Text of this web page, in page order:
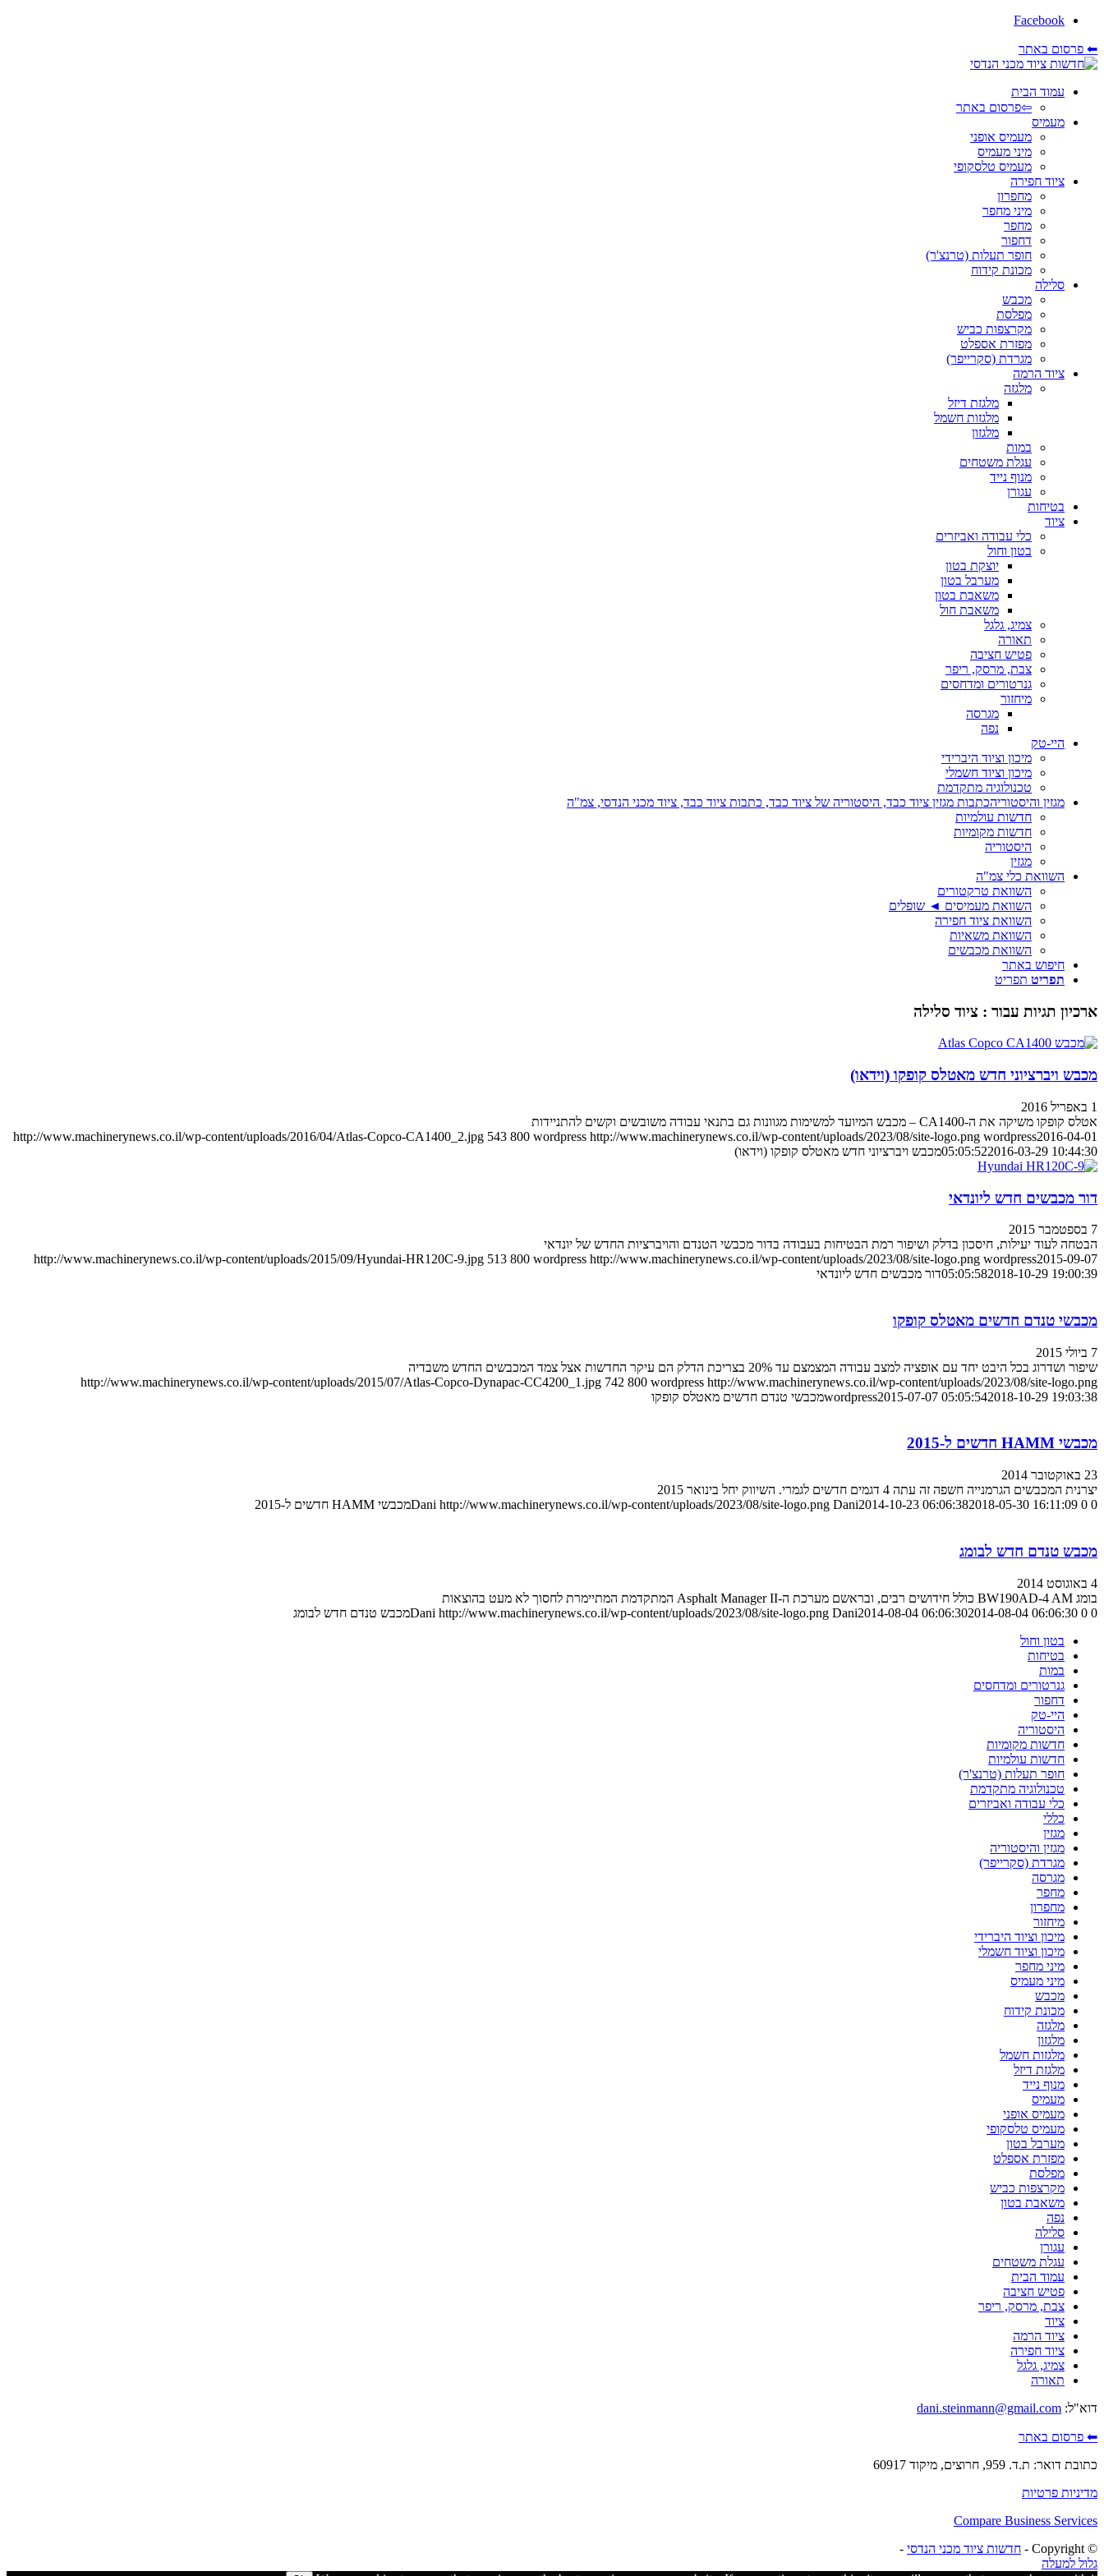
Facebook
⬅ פרסום באתר
עמוד הבית
⇦פרסום באתר
מעמיס
מעמיס אופני
מיני מעמיס
מעמיס טלסקופי
ציוד חפירה
מחפרון
מיני מחפר
מחפר
דחפור
חופר תעלות (טרנצ'ר)
מכונת קידוח
סלילה
מכבש
מפלסת
מקרצפות כביש
מפזרת אספלט
מגרדת (סקרייפר)
ציוד הרמה
מלגזה
מלגזת דיזל
מלגזות חשמל
מלגזון
במות
עגלת משטחים
מנוף נייד
עגורן
בטיחות
ציוד
כלי עבודה ואביזרים
בטון וחול
יוצקת בטון
מערבל בטון
משאבת בטון
משאבת חול
צמיג, גלגל
תאורה
פטיש חציבה
צבת, מרסק, ריפר
גנרטורים ומדחסים
מיחזור
מגרסה
נפה
היי-טק
מיכון וציוד היברידי
מיכון וציוד חשמלי
טכנולוגיה מתקדמת
מגזין והיסטוריהכתבות מגזין ציוד כבד, היסטוריה של ציוד כבד, כתבות ציוד כבד, ציוד מכני הנדסי, צמ"ה
חדשות עולמיות
חדשות מקומיות
היסטוריה
מגזין
השוואת כלי צמ"ה
השוואת טרקטורים
השוואת מעמיסים ◄ שופלים
השוואת ציוד חפירה
השוואת משאיות
השוואת מכבשים
חיפוש באתר
תפריט תפריט
ארכיון תגיות עבור : ציוד סלילה
מכבש ויברציוני חדש מאטלס קופקו (וידאו)
1 באפריל 2016
אטלס קופקו משיקה את ה-CA1400 – מכבש המיועד למשימות מגוונות גם בתנאי עבודה משובשים וקשים להתניידות
http://www.machinerynews.co.il/wp-content/uploads/2016/04/Atlas-Copco-CA1400_2.jpg 543 800 wordpress http://www.machinerynews.co.il/wp-content/uploads/2023/08/site-logo.png wordpress2016-04-01
05:05:522016-03-29 10:44:30 מכבש ויברציוני חדש מאטלס קופקו (וידאו)
דור מכבשים חדש ליונדאי
7 בספטמבר 2015
הבטחה לעוד יעילות, חיסכון בדלק ושיפור רמת הבטיחות בעבודה בדור מכבשי הטנדם והויברציות החדש של יונדאי
http://www.machinerynews.co.il/wp-content/uploads/2015/09/Hyundai-HR120C-9.jpg 513 800 wordpress http://www.machinerynews.co.il/wp-content/uploads/2023/08/site-logo.png wordpress2015-09-07
05:05:582018-10-29 19:00:39 דור מכבשים חדש ליונדאי
מכבשי טנדם חדשים מאטלס קופקו
7 ביולי 2015
שיפור ושדרוג בכל היבט יחד עם אופציה למצב עבודה המצמצם עד 20% בצריכת הדלק הם עיקר החדשות אצל צמד המכבשים החדש משבדיה
http://www.machinerynews.co.il/wp-content/uploads/2015/07/Atlas-Copco-Dynapac-CC4200_1.jpg 742 800 wordpress http://www.machinerynews.co.il/wp-content/uploads/2023/08/site-logo.png
wordpress2015-07-07 05:05:542018-10-29 19:03:38 מכבשי טנדם חדשים מאטלס קופקו
מכבשי HAMM חדשים ל-2015
23 באוקטובר 2014
יצרנית המכבשים הגרמנייה חשפה זה עתה 4 דגמים חדשים לגמרי. השיווק יחל בינואר 2015
0
0
Dani http://www.machinerynews.co.il/wp-content/uploads/2023/08/site-logo.png Dani2014-10-23 06:06:382018-05-30 16:11:09 מכבשי HAMM חדשים ל-2015
מכבש טנדם חדש לבומג
4 באוגוסט 2014
בומג BW190AD-4 AM כולל חידושים רבים, ובראשם מערכת ה-Asphalt Manager II המתקדמת המתיימרת לחסוך לא מעט בהוצאות
0
0
Dani http://www.machinerynews.co.il/wp-content/uploads/2023/08/site-logo.png Dani2014-08-04 06:06:302014-08-04 06:06:30
מכבש טנדם חדש לבומג
בטון וחול
בטיחות
במות
גנרטורים ומדחסים
דחפור
היי-טק
היסטוריה
חדשות מקומיות
חדשות עולמיות
חופר תעלות (טרנצ'ר)
טכנולוגיה מתקדמת
כלי עבודה ואביזרים
כללי
מגזין
מגזין והיסטוריה
מגרדת (סקרייפר)
מגרסה
מחפר
מחפרון
מיחזור
מיכון וציוד היברידי
מיכון וציוד חשמלי
מיני מחפר
מיני מעמיס
מכבש
מכונת קידוח
מלגזה
מלגזון
מלגזות חשמל
מלגזת דיזל
מנוף נייד
מעמיס
מעמיס אופני
מעמיס טלסקופי
מערבל בטון
מפזרת אספלט
מפלסת
מקרצפות כביש
משאבת בטון
נפה
סלילה
עגורן
עגלת משטחים
עמוד הבית
פטיש חציבה
צבת, מרסק, ריפר
ציוד
ציוד הרמה
ציוד חפירה
צמיג, גלגל
תאורה
דוא"ל: dani.steinmann@gmail.com
⬅ פרסום באתר
כתובת דואר: ת.ד. 959, חרוצים, מיקוד 60917
מדיניות פרטיות
Compare Business Services
© ‫Copyright -
חדשות ציוד מכני הנדסי -
גלול למעלה